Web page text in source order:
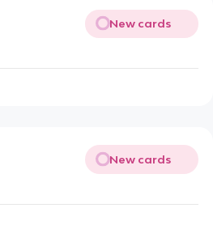
New cards
New cards